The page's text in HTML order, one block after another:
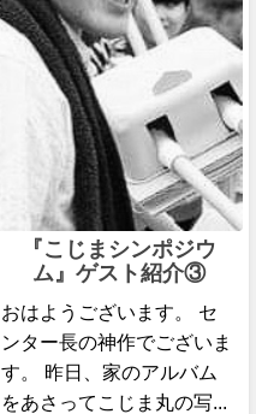
『こじまシンポジウ
ム』ゲスト紹介③
おはようございます。 セ
ンター長の神作でございま
す。 昨日、家のアルバム
をあさってこじま丸の写...